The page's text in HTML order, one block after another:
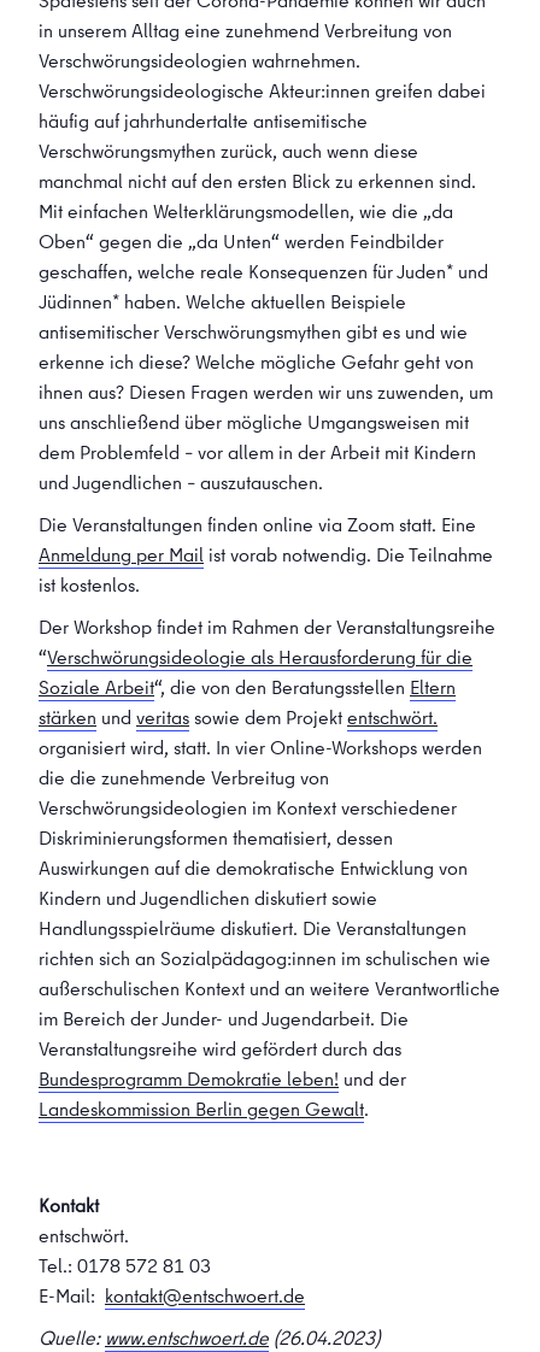
in unserem Alltag eine zunehmend Verbreitung von
Verschwörungsideologien wahrnehmen.
Verschwörungsideologische Akteur:innen greifen dabei
häufig auf jahrhundertalte antisemitische
Verschwörungsmythen zurück, auch wenn diese
manchmal nicht auf den ersten Blick zu erkennen sind.
Mit einfachen Welterklärungsmodellen, wie die „da
Oben“ gegen die „da Unten“ werden Feindbilder
geschaffen, welche reale Konsequenzen für Juden* und
Jüdinnen* haben. Welche aktuellen Beispiele
antisemitischer Verschwörungsmythen gibt es und wie
erkenne ich diese? Welche mögliche Gefahr geht von
ihnen aus? Diesen Fragen werden wir uns zuwenden, um
uns anschließend über mögliche Umgangsweisen mit
dem Problemfeld – vor allem in der Arbeit mit Kindern
und Jugendlichen – auszutauschen.
Die Veranstaltungen finden online via Zoom statt. Eine
Anmeldung per Mail ist vorab notwendig. Die Teilnahme
ist kostenlos.
Der Workshop findet im Rahmen der Veranstaltungsreihe
“Verschwörungsideologie als Herausforderung für die
Soziale Arbeit“, die von den Beratungsstellen Eltern
stärken und veritassowie dem Projektentschwört.
organisiert wird, statt. In vier Online-Workshops werden
die die zunehmende Verbreitug von
Verschwörungsideologien im Kontext verschiedener
Diskriminierungsformen thematisiert, dessen
Auswirkungen auf die demokratische Entwicklung von
Kindern und Jugendlichen diskutiert sowie
Handlungsspielräume diskutiert. Die Veranstaltungen
richten sich an Sozialpädagog:innen im schulischen wie
außerschulischen Kontext und an weitere Verantwortliche
im Bereich der Junder- und Jugendarbeit. Die
Veranstaltungsreihe wird gefördert durch das
Bundesprogramm Demokratie leben! und der
Landeskommission Berlin gegen Gewalt.
Kontakt
entschwört.
Tel.: 0178 572 81 03
E-Mail: kontakt@entschwoert.de
Quelle: www.entschwoert.de (26.04.2023)